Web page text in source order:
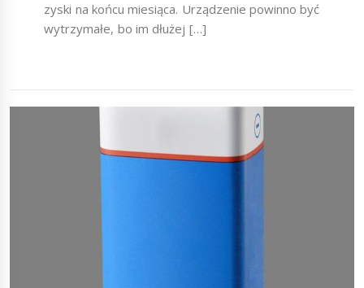
zyski na końcu miesiąca. Urządzenie powinno być
wytrzymałe, bo im dłużej […]